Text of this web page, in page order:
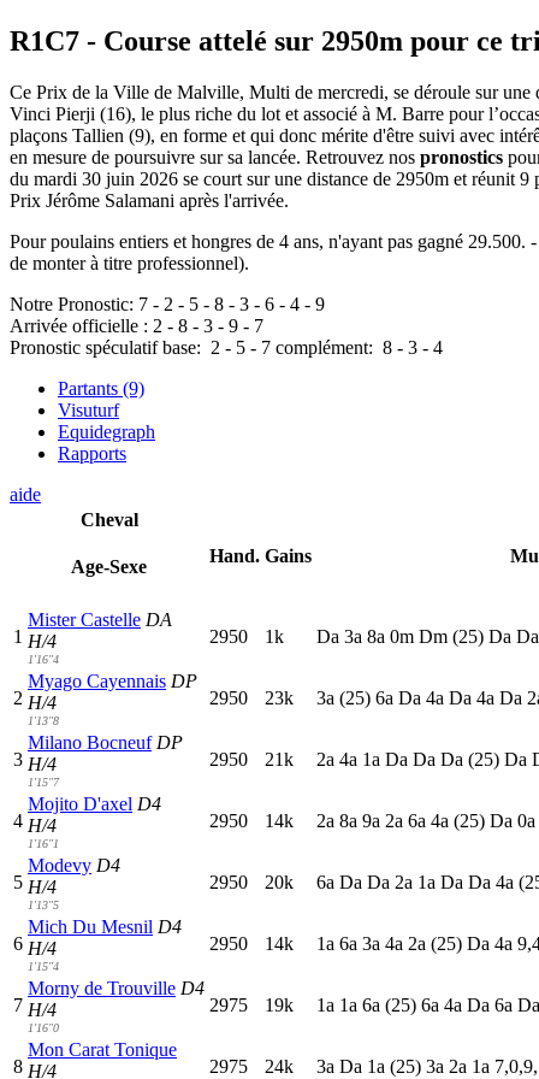
R1C7 - Course attelé sur 2950m pour ce
Ce Prix de la Ville de Malville, Multi de mercredi, se déroule sur une
Vinci Pierji (16), le plus riche du lot et associé à M. Barre pour
plaçons Tallien (9), en forme et qui donc mérite d'être suivi avec
en mesure de poursuivre sur sa lancée. Retrouvez nos pronostics
du mardi 30 juin 2026 se court sur une distance de 2950m et réunit
Prix Jérôme Salamani après l'arrivée.
Pour poulains entiers et hongres de 4 ans, n'ayant pas gagné
de monter à titre professionnel).
Notre Pronostic: 7 - 2 - 5 - 8 - 3 - 6 - 4 - 9
Arrivée officielle : 2 - 8 - 3 - 9 - 7
Pronostic spéculatif base: 2 - 5 - 7 complément: 8 - 3 - 4
Partants (9)
Visuturf
Equidegraph
Rapports
aide
Cheval
Age-Sexe
Hand. Gains
1
Mister Castelle DA
H/4
1'16"4
2950 1k Da 3a 8a 0m Dm (25) Da D
2
Myago Cayennais DP
H/4
1'13"8
2950 23k 3a (25) 6a Da 4a Da 4a Da 2
3
Milano Bocneuf DP
H/4
1'15"7
2950 21k 2a 4a 1a Da Da Da (25) Da
4
Mojito D'axel D4
H/4
1'16"1
2950 14k 2a 8a 9a 2a 6a 4a (25) Da 0a
5
Modevy D4
H/4
1'13"5
2950 20k 6a Da Da 2a 1a Da Da 4a
6
Mich Du Mesnil D4
H/4
1'15"4
2950 14k 1a 6a 3a 4a 2a (25) Da 4a
7
Morny de Trouville D4
H/4
1'16"0
2975 19k 1a 1a 6a (25) 6a 4a Da 6a D
8
Mon Carat Tonique
H/4
2975 24k 3a Da 1a (25) 3a 2a 1a